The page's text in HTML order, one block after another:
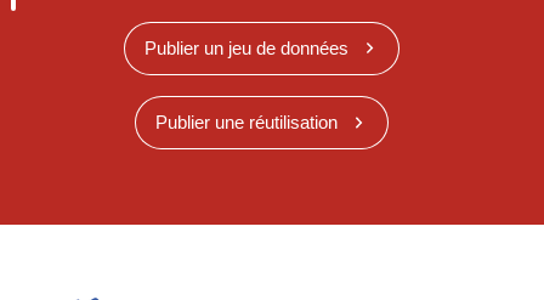
Publier un jeu de données
Publier une réutilisation